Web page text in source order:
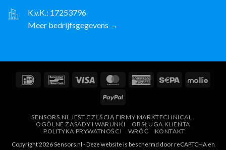
K.v.K.: 17253796
Meer bedrijfsgegevens →
IDeal BancontactWiza MasterCardAmerican Sepa Mollie
PayPal
SENSORS.NL JEST CZĘŚCIĄ FIRMY MARKTECHNICAL
OGÓLNE ZASADY I WARUNKI
OBSŁUGA KLIENTA
POLITYKA PRYWATNOŚCI
WRÓĆ KONTAKT
Copyright 2026 Sensors.nl - Deze website is beschermd door reCAPTCHA en